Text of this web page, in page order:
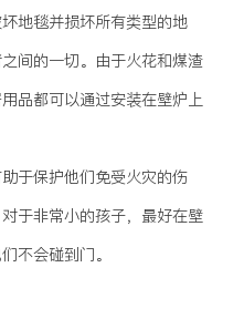
地毯并损坏所有类型的地
间的一切。由于火花和煤渣
品都可以通过安装在壁炉上
于保护他们免受火灾的伤
于非常小的孩子，最好在壁
不会碰到门。